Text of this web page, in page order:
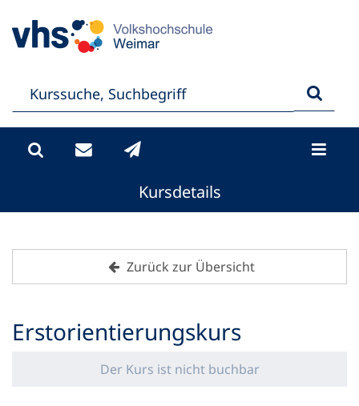
Kursdetails
Zurück zur Übersicht
Erstorientierungskurs
Der Kurs ist nicht buchbar